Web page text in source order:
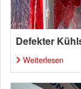
Defekter
Weiterlesen